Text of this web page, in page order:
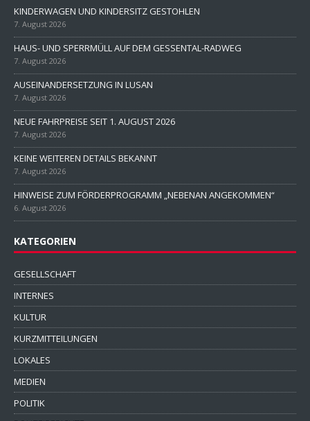
KINDERWAGEN UND KINDERSITZ GESTOHLEN
7. August 2026
HAUS- UND SPERRMÜLL AUF DEM GESSENTAL-RADWEG
7. August 2026
AUSEINANDERSETZUNG IN LUSAN
7. August 2026
NEUE FAHRPREISE SEIT 1. AUGUST 2026
7. August 2026
KEINE WEITEREN DETAILS BEKANNT
7. August 2026
HINWEISE ZUM FÖRDERPROGRAMM „NEBENAN ANGEKOMMEN“
6. August 2026
KATEGORIEN
GESELLSCHAFT
INTERNES
KULTUR
KURZMITTEILUNGEN
LOKALES
MEDIEN
POLITIK